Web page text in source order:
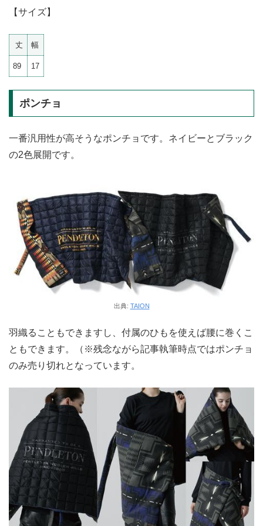
【サイズ】
丈 幅
89 17
ポンチョ
一番汎用性が高そうなポンチョです。ネイビーとブラック
の2色展開です。
出典: TAION
羽織ることもできますし、付属のひもを使えば腰に巻くこ
ともできます。（※残念ながら記事執筆時点ではポンチョ
のみ売り切れとなっています。